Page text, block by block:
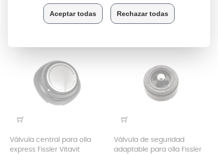
Válvula central para olla
express Fissler Vitavit
Válvula de seguridad
adaptable para olla Fissler